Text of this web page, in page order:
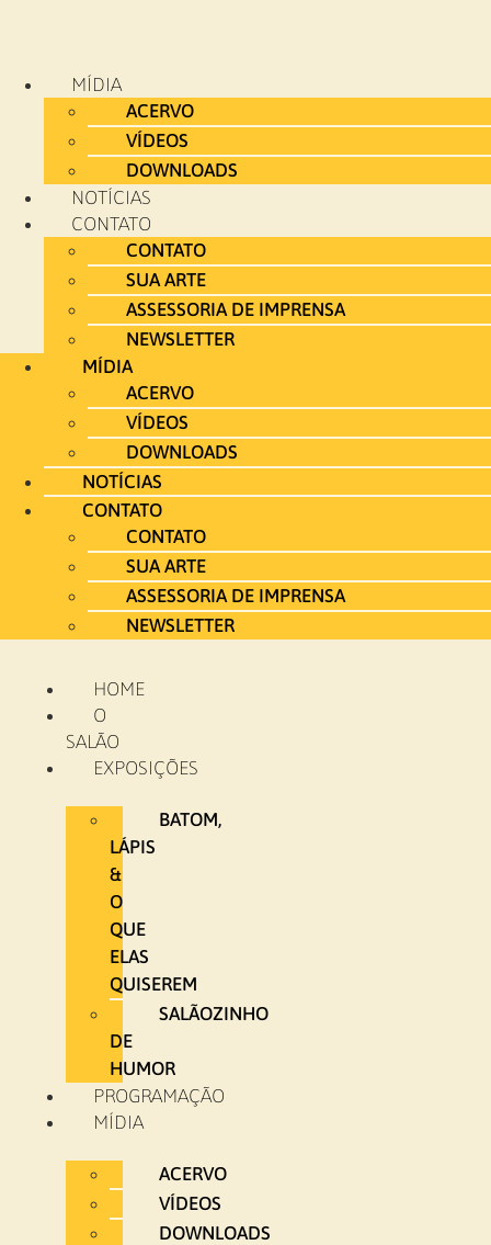
MÍDIA
ACERVO
VÍDEOS
DOWNLOADS
NOTÍCIAS
CONTATO
CONTATO
SUA ARTE
ASSESSORIA DE IMPRENSA
NEWSLETTER
MÍDIA
ACERVO
VÍDEOS
DOWNLOADS
NOTÍCIAS
CONTATO
CONTATO
SUA ARTE
ASSESSORIA DE IMPRENSA
NEWSLETTER
HOME
O
SALÃO
EXPOSIÇÕES
BATOM,
LÁPIS
&
O
QUE
ELAS
QUISEREM
SALÃOZINHO
DE
HUMOR
PROGRAMAÇÃO
MÍDIA
ACERVO
VÍDEOS
DOWNLOADS